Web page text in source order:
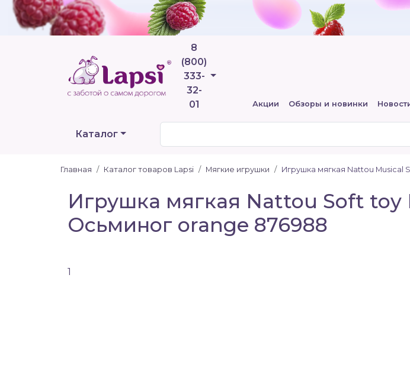
8
(800)
333-
32-
01
Телефоны
Акции Обзоры и новинки
Каталог
Главная Каталог товаров Lapsi Мягкие игрушки Игрушка мягкая Nattou Musical
Игрушка мягкая Nattou Soft
Осьминог orange 876988
1